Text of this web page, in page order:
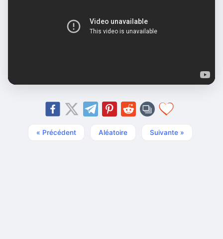
« Précédent Aléatoire Suivante »